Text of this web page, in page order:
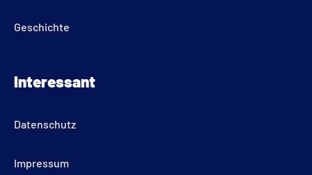
Geschichte
Interessant
Datenschutz
Impressum